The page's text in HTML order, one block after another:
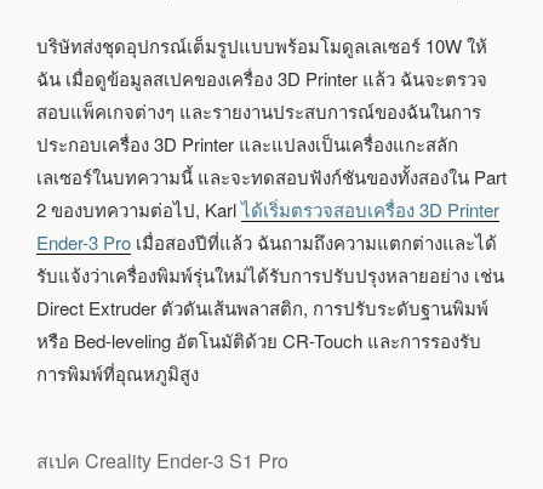
เลเซอร์
–
PART
1:
กล่อง
และ
เครื่อง
บริษัทส่งชุดอุปกรณ์เต็มรูปแบบพร้อมโมดูลเลเซอร์ 10W ให้
ฉัน เมื่อดูข้อมูลสเปคของเครื่อง 3D Printer แล้ว ฉันจะตรวจ
สอบแพ็คเกจต่างๆ และรายงานประสบการณ์ของฉันในการ
ประกอบเครื่อง 3D Printer และแปลงเป็นเครื่องแกะสลัก
เลเซอร์ในบทความนี้ และจะทดสอบฟังก์ชันของทั้งสองใน Part
2 ของบทความต่อไป, Karlได้เริ่มตรวจสอบเครื่อง 3D Printer
Ender-3 Pro เมื่อสองปีที่แล้ว ฉันถามถึงความแตกต่างและได้
รับแจ้งว่าเครื่องพิมพ์รุ่นใหม่ได้รับการปรับปรุงหลายอย่าง เช่น
Direct Extruder ตัวดันเส้นพลาสติก, การปรับระดับฐานพิมพ์
หรือ Bed-leveling อัตโนมัติด้วย CR-Touch และการรองรับ
การพิมพ์ที่อุณหภูมิสูง
สเปค Creality Ender-3 S1 Pro